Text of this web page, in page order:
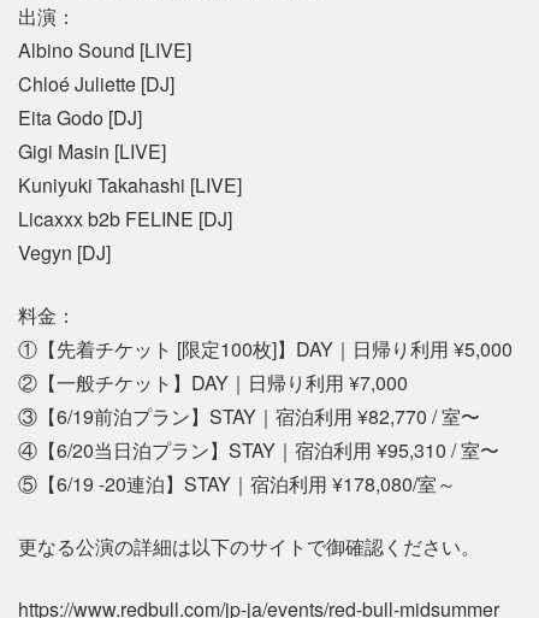
出演：
Albino Sound [LIVE]
Chloé Juliette [DJ]
Eita Godo [DJ]
Gigi Masin [LIVE]
Kuniyuki Takahashi [LIVE]
Licaxxx b2b FELINE [DJ]
Vegyn [DJ]
料金：
①【先着チケット [限定100枚]】DAY｜日帰り利用 ¥5,000
②【一般チケット】DAY｜日帰り利用 ¥7,000
③【6/19前泊プラン】STAY｜宿泊利用 ¥82,770 / 室〜
④【6/20当日泊プラン】STAY｜宿泊利用 ¥95,310 / 室〜
⑤【6/19 -20連泊】STAY｜宿泊利用 ¥178,080/室～
更なる公演の詳細は以下のサイトで御確認ください。
https://www.redbull.com/jp-ja/events/red-bull-midsummer